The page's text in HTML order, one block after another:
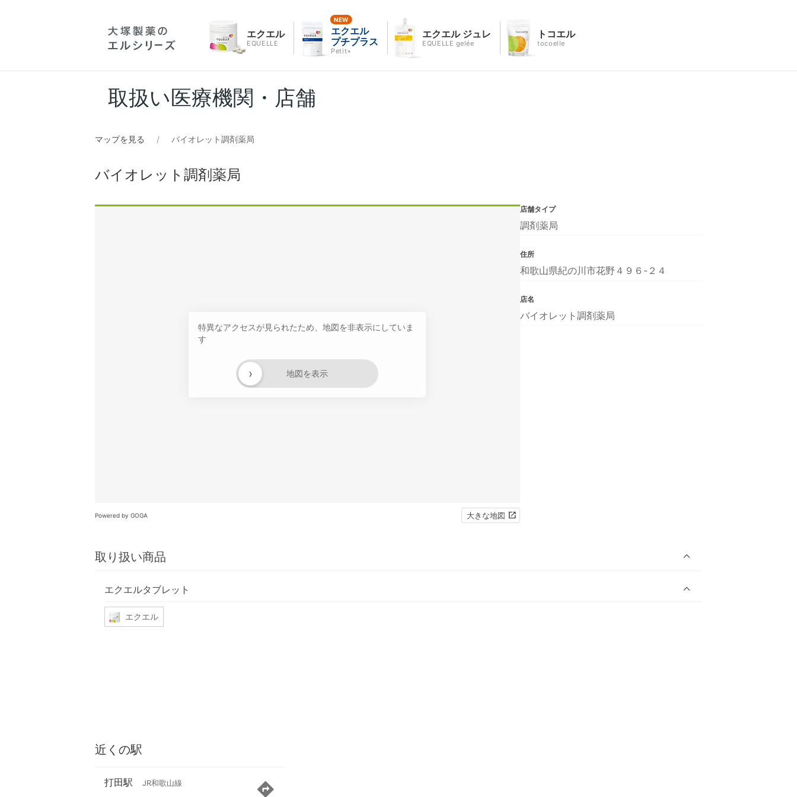
エクエル
EQUELLE
エクエル
プチプラス
Petit+
エクエル ジュレ
EQUELLE gelée
トコエル
tocoelle
取扱い医療機関・店舗
マップを見る バイオレット調剤薬局
バイオレット調剤薬局
特異なアクセスが見られたため、地図を非表示にしていま
す
地図を表示
›
Powered by GOGA 大きな地図
取り扱い商品
エクエルタブレット
エクエル
店舗タイプ
調剤薬局
住所
和歌山県紀の川市花野４９６-２４
店名
バイオレット調剤薬局
近くの駅
打田駅 JR和歌山線